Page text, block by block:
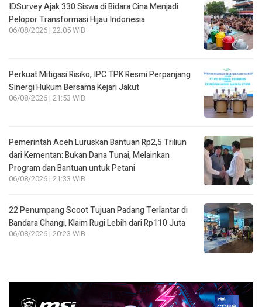
IDSurvey Ajak 330 Siswa di Bidara Cina Menjadi
Pelopor Transformasi Hijau Indonesia
06/08/2026 | 22:05 WIB
Perkuat Mitigasi Risiko, IPC TPK Resmi Perpanjang
Sinergi Hukum Bersama Kejari Jakut
06/08/2026 | 21:53 WIB
Pemerintah Aceh Luruskan Bantuan Rp2,5 Triliun
dari Kementan: Bukan Dana Tunai, Melainkan
Program dan Bantuan untuk Petani
06/08/2026 | 21:33 WIB
22 Penumpang Scoot Tujuan Padang Terlantar di
Bandara Changi, Klaim Rugi Lebih dari Rp110 Juta
06/08/2026 | 20:23 WIB